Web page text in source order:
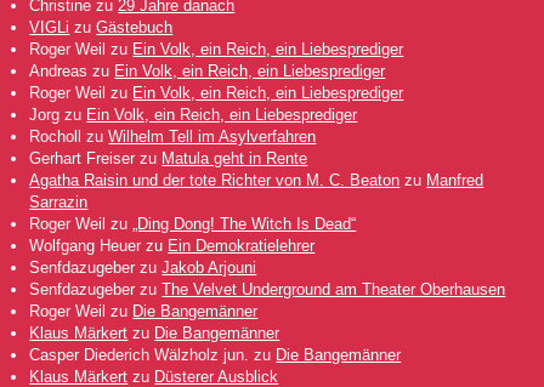
Christine zu 29 Jahre danach
VIGLi zuGästebuch
Roger Weil zu Ein Volk, ein Reich, ein Liebesprediger
Andreas zu Ein Volk, ein Reich, ein Liebesprediger
Roger Weil zu Ein Volk, ein Reich, ein Liebesprediger
Jorg zu Ein Volk, ein Reich, ein Liebesprediger
Rocholl
zuWilhelm Tell im Asylverfahren
Gerhart Freiser zu Matula geht in Rente
Agatha Raisin und der tote Richter von M. C. Beaton zu Manfred
Sarrazin
Roger Weil zu
„Ding Dong! The Witch Is Dead“
Wolfgang Heuer zu Ein Demokratielehrer
Senfdazugeber zuJakob Arjouni
Senfdazugeber zuThe Velvet Underground am Theater Oberhausen
Roger Weil zu Die Bangemänner
Klaus Märkert zu Die Bangemänner
Casper Diederich Wälzholz jun. zu Die Bangemänner
Klaus Märkert zu Düsterer Ausblick